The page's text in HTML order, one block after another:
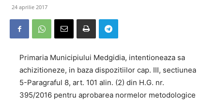
24 aprilie 2017
Primaria Municipiului Medgidia, intentioneaza sa
achizitioneze, in baza dispozitiilor cap. III, sectiunea
5-Paragraful 8, art. 101 alin. (2) din H.G. nr.
395/2016 pentru aprobarea normelor metodologice